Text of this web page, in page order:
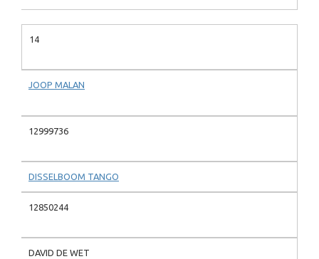
14
JOOP MALAN
12999736
DISSELBOOM TANGO
12850244
DAVID DE WET